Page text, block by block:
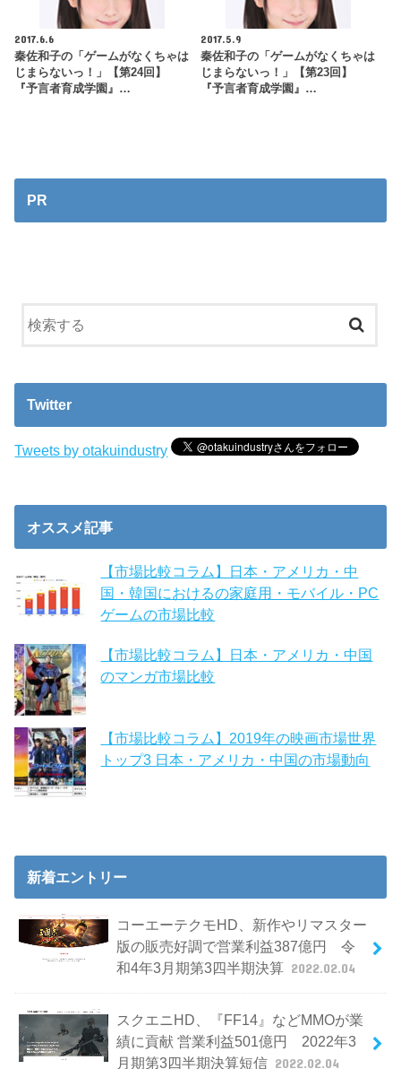
2017.6.6
秦佐和子の「ゲームがなくちゃは
じまらないっ！」【第24回】
『予言者育成学園』…
2017.5.9
秦佐和子の「ゲームがなくちゃは
じまらないっ！」【第23回】
『予言者育成学園』…
PR
Twitter
Tweets by otakuindustry
オススメ記事
【市場比較コラム】日本・アメリカ・中
国・韓国におけるの家庭用・モバイル・PC
ゲームの市場比較
【市場比較コラム】日本・アメリカ・中国
のマンガ市場比較
【市場比較コラム】2019年の映画市場世界
トップ3 日本・アメリカ・中国の市場動向
新着エントリー
コーエーテクモHD、新作やリマスター
版の販売好調で営業利益387億円 令
和4年3月期第3四半期決算 2022.02.04
スクエニHD、『FF14』などMMOが業
績に貢献 営業利益501億円 2022年3
月期第3四半期決算短信 2022.02.04